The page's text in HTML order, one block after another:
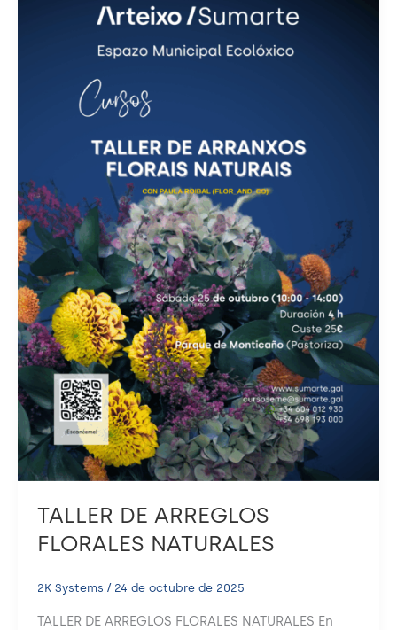
TALLER DE ARREGLOS
FLORALES NATURALES
2K Systems / 24 de octubre de 2025
TALLER DE ARREGLOS FLORALES NATURALES En